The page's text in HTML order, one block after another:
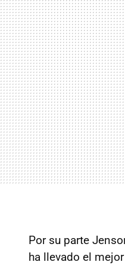
Por su parte
ha llevado el